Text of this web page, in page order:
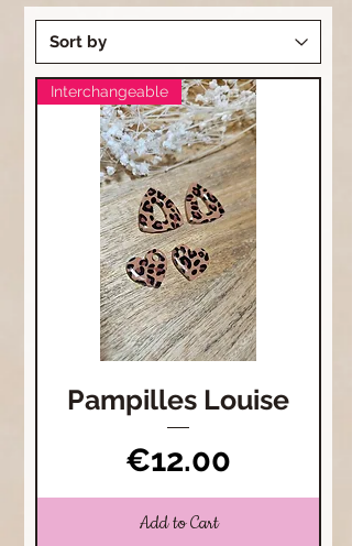
Interchangeable
Pampilles Louise
Price
€12.00
Add to Cart